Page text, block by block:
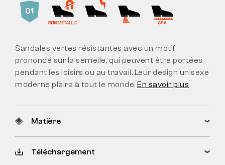
Sandales vertes résistantes avec un motif
prononcé sur la semelle, qui peuvent être portées
pendant les loisirs ou au travail. Leur design unisexe
moderne plaira à tout le monde. En savoir plus
Matière
Téléchargement